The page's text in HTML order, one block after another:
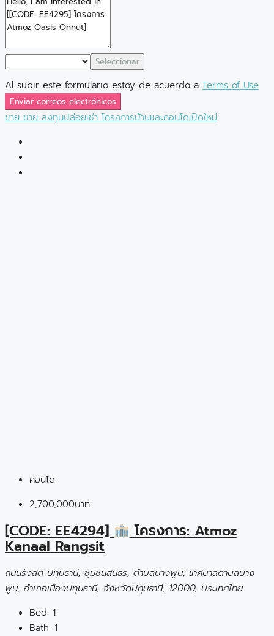
Seleccionar
Al subir este formulario estoy de acuerdo a Terms of Use
Enviar correos electrónicos
ขาย ขาย ลงทุนปล่อยเช่า โครงการบ้านและคอนโดเปิดใหม่
คอนโด
2,700,000บาท
[CODE: EE4294] โครงการ: Atmoz
Kanaal Rangsit
ถนนรังสิต-ปทุมธานี, ชุมชนสินธร, ตำบลบางพูน, เทศบาลตำบลบาง
พูน, อำเภอเมืองปทุมธานี, จังหวัดปทุมธานี, 12000, ประเทศไทย
Bed: 1
Bath: 1